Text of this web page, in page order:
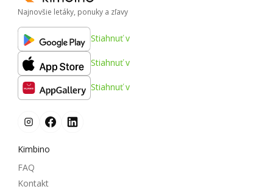
Najnovšie letáky, ponuky a zľavy
Stiahnuť v
Stiahnuť v
Stiahnuť v
Kimbino
FAQ
Kontakt